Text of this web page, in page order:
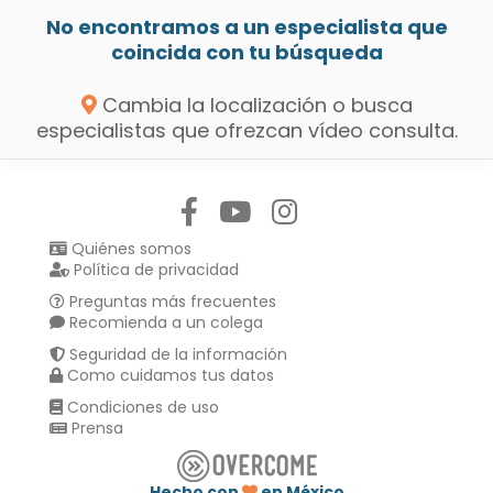
No encontramos a un especialista que
coincida con tu búsqueda
Cambia la localización o busca
especialistas que ofrezcan vídeo consulta.
Quiénes somos
Política de privacidad
Preguntas más frecuentes
Recomienda a un colega
Seguridad de la información
Como cuidamos tus datos
Condiciones de uso
Prensa